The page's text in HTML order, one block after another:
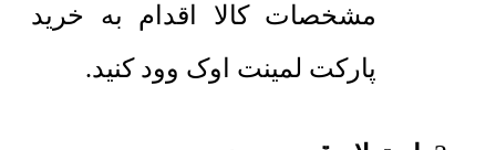
مشخصات کالا اقدام به خرید
پارکت لمینت اوک وود کنید.